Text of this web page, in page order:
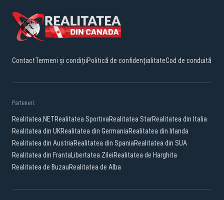
ContactTermeni și condițiiPolitică de confidențialitateCod de conduită
Parteneri:
Realitatea.NETRealitatea SportivaRealitatea StarRealitatea din Italia
Realitatea din UKRealitatea din GermaniaRealitatea din Irlanda
Realitatea din AustriaRealitatea din SpaniaRealitatea din SUA
Realitatea din FrantaLibertatea ZileiRealitatea de Harghita
Realitatea de BuzauRealitatea de Alba